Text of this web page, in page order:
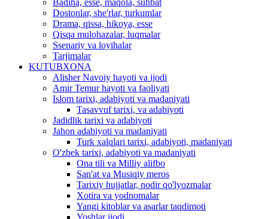
Dostonlar, she'rlar, turkumlar
Drama, qissa, hikoya, esse
Qisqa mulohazalar, luqmalar
Ssenariy va loyihalar
Tarjimalar
KUTUBXONA
Alisher Navoiy hayoti va ijodi
Amir Temur hayoti va faoliyati
Islom tarixi, adabiyoti va madaniyati
Tasavvuf tarixi, va adabiyoti
Jadidlik tarixi va adabiyoti
Jahon adabiyoti va madaniyati
Turk xalqlari tarixi, adabiyoti, madaniyati
O'zbek tarixi, adabiyoti va madaniyati
Ona tili va Milliy alifbo
San'at va Musiqiy meros
Tarixiy hujjatlar, nodir qo'lyozmalar
Xotira va yodnomalar
Yangi kitoblar va asarlar taqdimoti
Yoshlar ijodi